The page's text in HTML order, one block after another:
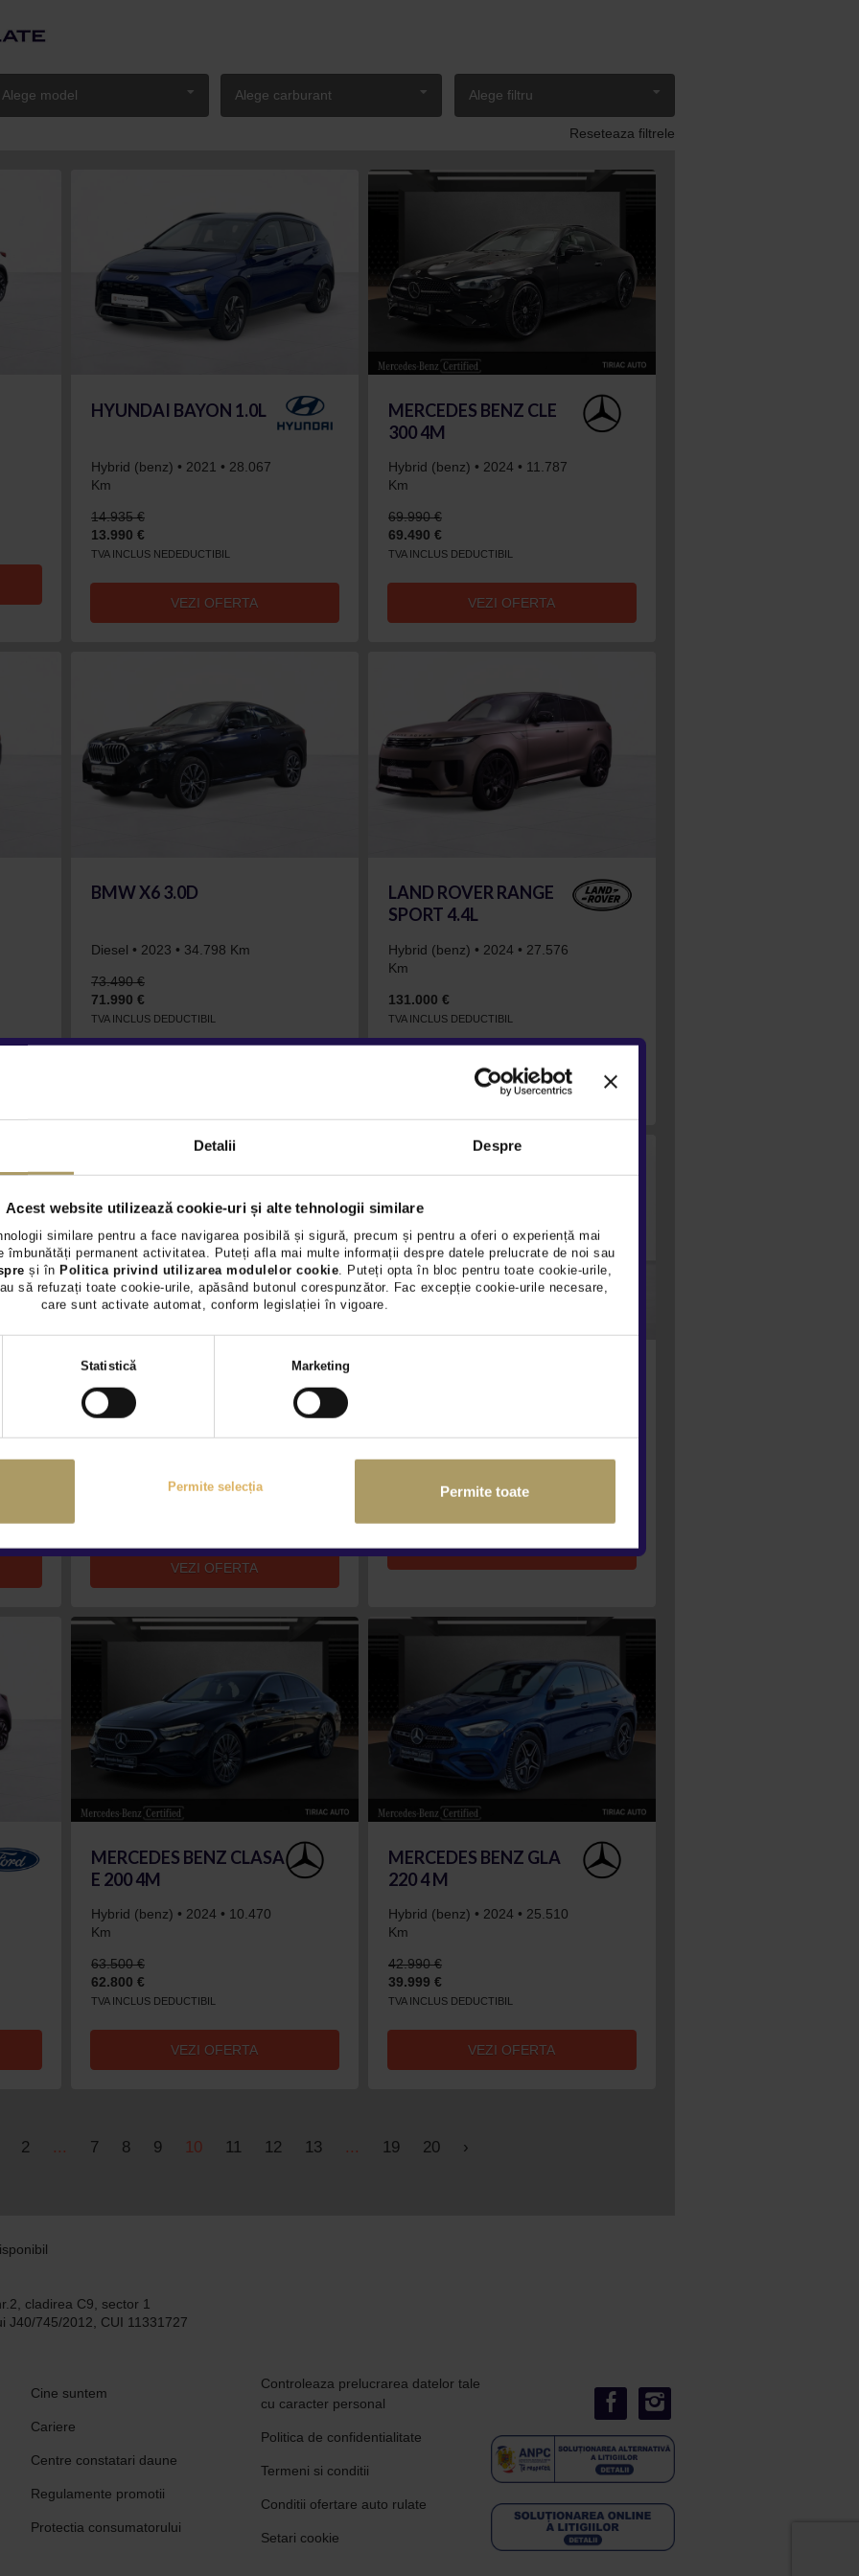
Detalii Despre
Acest website utilizează cookie-uri și alte tehnologii similare
similare pentru a face navigarea posibilă și sigură, precum și pentru a oferi o experiență mai
îmbunătăți permanent activitatea. Puteți afla mai multe informații despre datele prelucrate de noi sau
și în Politica privind utilizarea modulelor cookie. Puteți opta în bloc pentru toate cookie-urile,
să refuzați toate cookie-urile, apăsând butonul corespunzător. Fac excepție cookie-urile necesare,
care sunt activate automat, conform legislației în vigoare.
consimțământului
Statistică Marketing
Permite selecția Permite toate
Alege model Alege carburant Alege filtru
Reseteaza filtrele
HYUNDAI BAYON 1.0L
Hybrid (benz) • 2021 • 28.067
Km
14.935 €
13.990 €
TVA INCLUS NEDEDUCTIBIL
VEZI OFERTA
MERCEDES BENZ CLE
300 4M
Hybrid (benz) • 2024 • 11.787
Km
69.990 €
69.490 €
TVA INCLUS DEDUCTIBIL
VEZI OFERTA
BMW X6 3.0D
Diesel • 2023 • 34.798 Km
73.490 €
71.990 €
TVA INCLUS DEDUCTIBIL
LAND ROVER RANGE
SPORT 4.4L
Hybrid (benz) • 2024 • 27.576
Km
131.000 €
TVA INCLUS DEDUCTIBIL
VEZI OFERTA
MERCEDES BENZ GLE
300D 4M
VEZI OFERTA
TVA INCLUS DEDUCTIBIL
VEZI OFERTA
MERCEDES BENZ CLASA
E 200 4M
Hybrid (benz) • 2024 • 10.470
Km
63.500 €
62.800 €
TVA INCLUS DEDUCTIBIL
VEZI OFERTA
MERCEDES BENZ GLA
220 4 M
Hybrid (benz) • 2024 • 25.510
Km
42.990 €
39.999 €
TVA INCLUS DEDUCTIBIL
VEZI OFERTA
2 ... 7 8 9 10 11 12 13 ... 19 20 ›
cladirea C9, sector 1
J40/745/2012, CUI 11331727
Cine suntem
Cariere
Centre constatari daune
Regulamente promotii
Protectia consumatorului
Controleaza prelucrarea datelor tale
cu caracter personal
Politica de confidentialitate
Termeni si conditii
Conditii ofertare auto rulate
Setari cookie